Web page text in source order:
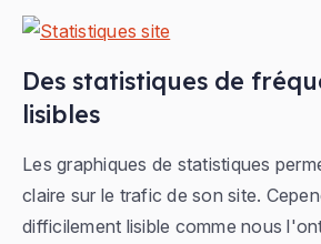
Des statistiques de
lisibles
Les graphiques de statistiques
claire sur le trafic de son site.
difficilement lisible comme nous